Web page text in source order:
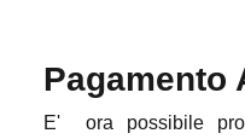
Pagamento
E' ora possibile